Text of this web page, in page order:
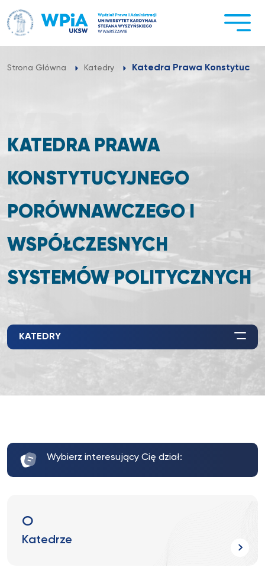
do
treści
Strona Główna Katedry Katedra Prawa
KATEDRA PRAWA
KONSTYTUCYJNEGO
PORÓWNAWCZEGO I
WSPÓŁCZESNYCH
SYSTEMÓW POLITYCZNYCH
KATEDRY
Wybierz interesujący Cię dział:
O
Katedrze